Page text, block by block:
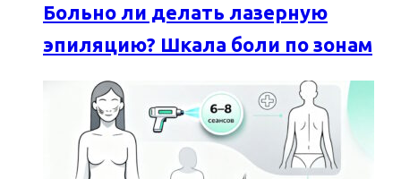
Больно ли делать лазерную
эпиляцию? Шкала боли по зонам